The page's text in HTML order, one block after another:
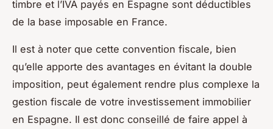
timbre et l’IVA payés en Espagne sont déductibles
de la base imposable en France.
Il est à noter que cette convention fiscale, bien
qu’elle apporte des avantages en évitant la double
imposition, peut également rendre plus complexe la
gestion fiscale de votre investissement immobilier
en Espagne. Il est donc conseillé de faire appel à